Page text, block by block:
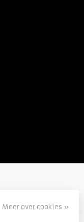
Meer over cookies »